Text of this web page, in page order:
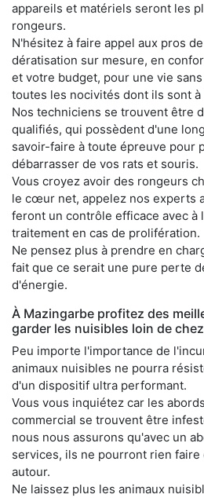
appareils et matériels seront les
rongeurs.
N'hésitez à faire appel aux pros
dératisation sur mesure, en
et votre budget, pour une vie
toutes les nocivités dont ils sont
Nos techniciens se trouvent être
qualifiés, qui possèdent d'une
savoir-faire à toute épreuve pour
débarrasser de vos rats et souris.
Vous croyez avoir des rongeurs
le cœur net, appelez nos experts
feront un contrôle efficace avec à
traitement en cas de prolifération.
Ne pensez plus à prendre en
fait que ce serait une pure perte
d'énergie.
À Mazingarbe profitez des
garder les nuisibles loin de
Peu importe l'importance de
animaux nuisibles ne pourra
d'un dispositif ultra performant.
Vous vous inquiétez car les
commercial se trouvent être
nous nous assurons qu'avec un
services, ils ne pourront rien
autour.
Ne laissez plus les animaux